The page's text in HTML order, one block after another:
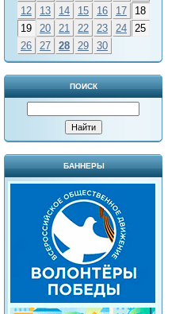
12
13 14 15 16 17
18
19
20 21 22 23 24
25
26
27 28 29 30
ПОИСК
БАННЕРЫ